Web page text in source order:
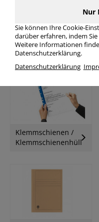
Schnellhefter
Klemmschienen /
Klemmschienenhüllen
Nur
Sie können Ihre Cookie-
darüber erfahren, indem Sie
Weitere Informationen
Datenschutzerklärung.
Datenschutzerklärung